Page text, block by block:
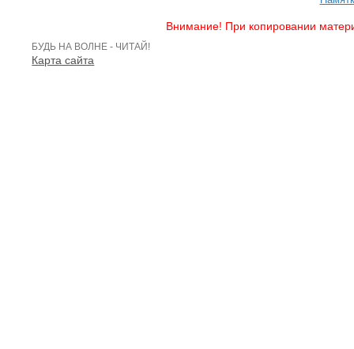
Внимание! При копировании
БУДЬ НА ВОЛНЕ - ЧИТАЙ!
Карта сайта